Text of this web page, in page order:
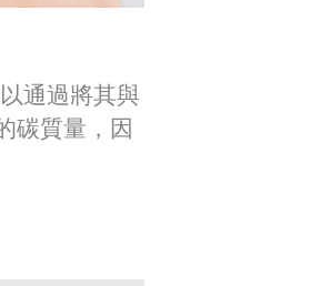
通過將其與
碳質量，因